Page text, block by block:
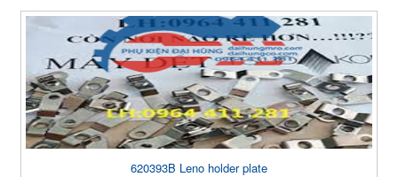
620393B Leno holder plate